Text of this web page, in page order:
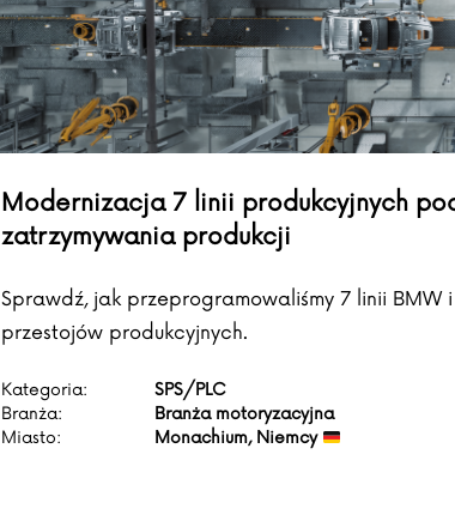
Modernizacja 7 linii produkcyjnych
zatrzymywania produkcji
Sprawdź, jak przeprogramowaliśmy 7 linii
przestojów produkcyjnych.
Kategoria:
SPS/PLC
Branża:
Branża motoryzacyjna
Miasto:
Monachium, Niemcy